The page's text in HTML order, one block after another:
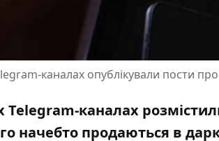
каналах опублікували пости
каналах
начебто продаються в